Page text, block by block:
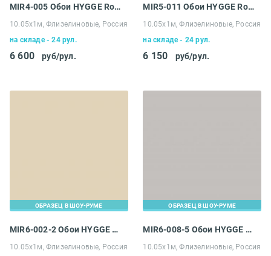
MIR4-005 Обои HYGGE Roll Made in Russia
10.05х1м, Флизелиновые, Россия
на складе - 24 рул.
6 600 руб/рул.
MIR5-011 Обои HYGGE Roll Made in Russia
10.05х1м, Флизелиновые, Россия
на складе - 24 рул.
6 150 руб/рул.
ОБРАЗЕЦ В ШОУ-РУМЕ
MIR6-002-2 Обои HYGGE Roll Made in Russia
10.05х1м, Флизелиновые, Россия
ОБРАЗЕЦ В ШОУ-РУМЕ
MIR6-008-5 Обои HYGGE Roll Made in Russia
10.05х1м, Флизелиновые, Россия